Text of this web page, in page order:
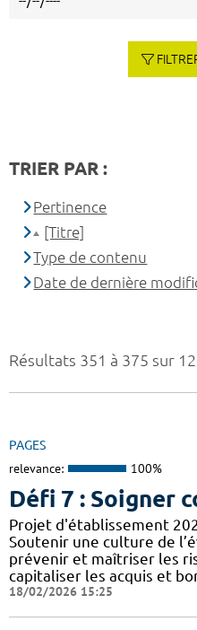
Résultats 351 à 375 sur
PAGES
relevance: 100%
Défi 7 : Soigner
Projet d'établissement
Soutenir une culture de
prévenir et maîtriser les
capitaliser les acquis et
18/02/2026 15:25
TRIER PAR :
Pertinence
[Titre]
Type de contenu
Date de dernière